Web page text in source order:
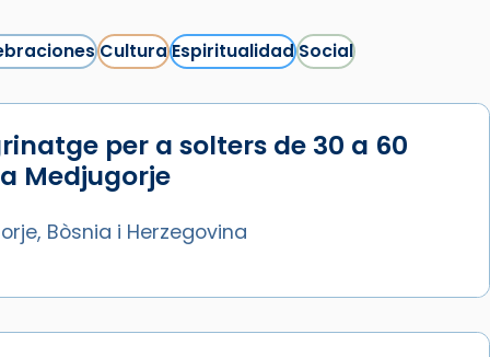
Cargar más...
CulturaEspiritualidadSocial
per a solters de 30 a 60
Medjugorje
Bòsnia i Herzegovina